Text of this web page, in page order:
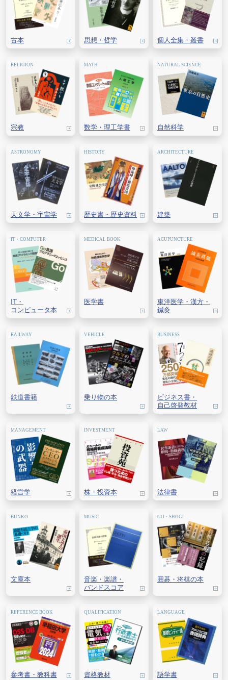
古本 思想・ 哲学 個人全集・ 叢書
宗教 数学・ 理工学書 自然科学
天文学・ 宇宙学 歴史書・ 歴史資料 建築
IT・
コンピュータ本
医学書 東洋医学・ 漢方・
鍼灸
鉄道書籍 乗り物の本
ビジネス書・
自己啓発教材
経営学 株・ 投資本 法律書
文庫本 音楽・ 楽譜・
バンドスコア
囲碁・ 将棋の本
参考書・教科書 資格教材 語学書